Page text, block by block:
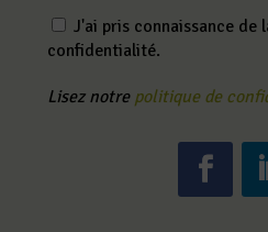
J'ai pris connaissance de
confidentialité.
Lisez notre politique de